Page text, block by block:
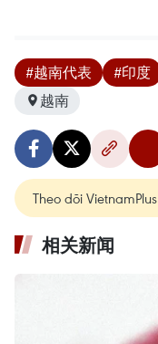
#越南代表 #印度
越南
Theo dõi VietnamPlus
相关新闻